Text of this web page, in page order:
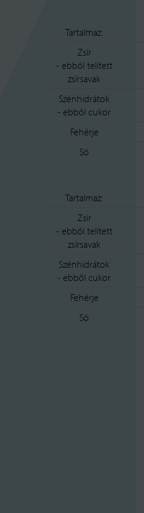
Tartalmaz:
Zsír
- ebből telített
zsírsavak
Szénhidrátok
- ebből cukor
Fehérje
Só
Tartalmaz:
Zsír
- ebből telített
zsírsavak
Szénhidrátok
- ebből cukor
Fehérje
Só